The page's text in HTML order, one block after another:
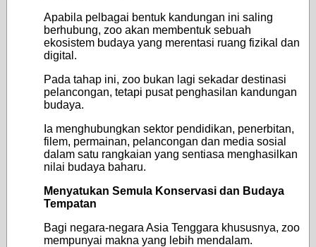
Apabila pelbagai bentuk kandungan ini saling
berhubung, zoo akan membentuk sebuah
ekosistem budaya yang merentasi ruang fizikal dan
digital.
Pada tahap ini, zoo bukan lagi sekadar destinasi
pelancongan, tetapi pusat penghasilan kandungan
budaya.
Ia menghubungkan sektor pendidikan, penerbitan,
filem, permainan, pelancongan dan media sosial
dalam satu rangkaian yang sentiasa menghasilkan
nilai budaya baharu.
Menyatukan Semula Konservasi dan Budaya
Tempatan
Bagi negara-negara Asia Tenggara khususnya, zoo
mempunyai makna yang lebih mendalam.